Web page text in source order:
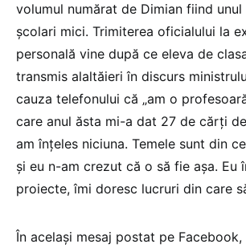
volumul numărat de Dimian fiind
școlari mici. Trimiterea oficialului la
personală vine după ce eleva de
transmis alaltăieri în discurs
cauza telefonului că „am o
care anul ăsta mi-a dat 27 de cărți
am înțeles niciuna. Temele sunt din
și eu n-am crezut că o să fie așa. Eu
proiecte, îmi doresc lucruri din care
În același mesaj postat pe